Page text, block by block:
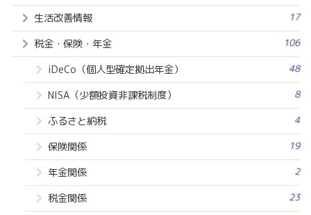
生活改善情報 17
税金・保険・年金 106
iDeCo（個人型確定拠出年金） 48
NISA（少額投資非課税制度） 8
ふるさと納税 4
保険関係 19
年金関係 2
税金関係 23